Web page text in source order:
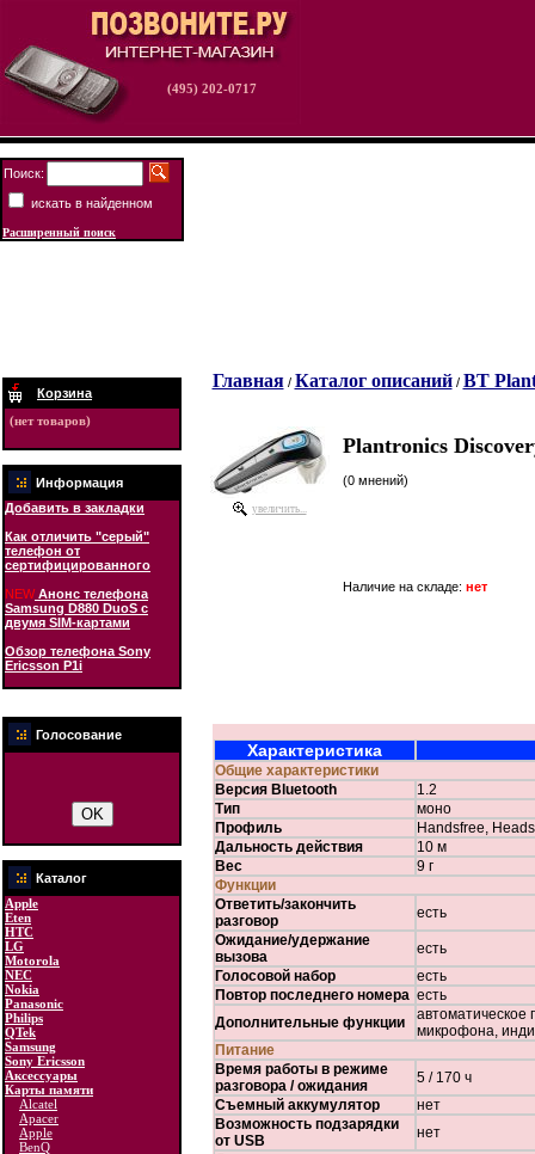
(495) 202-0717
Поиск:
искать в найденном
Расширенный поиск
Корзина
(нет товаров)
Информация
Добавить в закладки
Как отличить "серый"
телефон от
сертифицированного
NEWАнонс телефона
Samsung D880 DuoS с
двумя SIM-картами
Обзор телефона Sony
Ericsson P1i
Голосование
Каталог
Apple
Eten
HTC
LG
Motorola
NEC
Nokia
Panasonic
Philips
QTek
Samsung
Sony Ericsson
Аксессуары
Карты памяти
Alcatel
Apacer
Apple
BenQ
Главная/ Каталог описаний/ BT
увеличить...
Plantronics
(0 мнений)
Наличие на складе: нет
Характеристика
Общие характеристики
Версия Bluetooth
1.2
Тип
моно
Профиль
Handsfree,
Дальность действия
10 м
Вес
9 г
Функции
Ответить/закончить
разговор
есть
Ожидание/удержание
вызова
есть
Голосовой набор
есть
Повтор последнего номера есть
Дополнительные функции
автоматическое
микрофона,
Питание
Время работы в режиме
разговора / ожидания
5 / 170 ч
Съемный аккумулятор
нет
Возможность подзарядки
от USB
нет